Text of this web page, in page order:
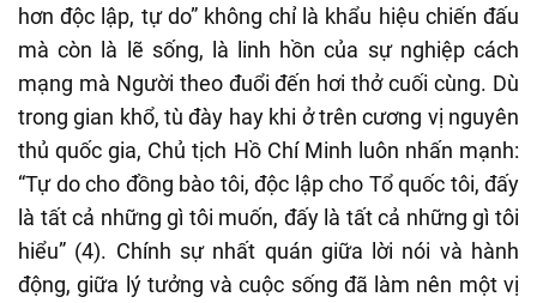
hơn độc lập, tự do” không chỉ là khẩu hiệu chiến đấu
mà còn là lẽ sống, là linh hồn của sự nghiệp cách
mạng mà Người theo đuổi đến hơi thở cuối cùng. Dù
trong gian khổ, tù đày hay khi ở trên cương vị nguyên
thủ quốc gia, Chủ tịch Hồ Chí Minh luôn nhấn mạnh:
“Tự do cho đồng bào tôi, độc lập cho Tổ quốc tôi, đấy
là tất cả những gì tôi muốn, đấy là tất cả những gì tôi
hiểu” (4). Chính sự nhất quán giữa lời nói và hành
động, giữa lý tưởng và cuộc sống đã làm nên một vị